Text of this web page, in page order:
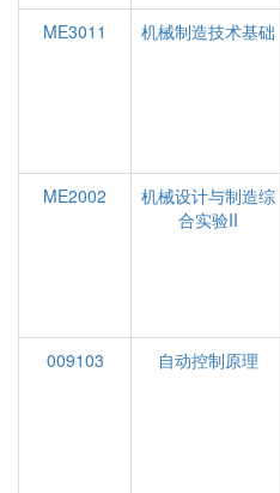
ME3011
机械制造技术基础
ME2002
机械设计与制造综
合实验II
009103
自动控制原理